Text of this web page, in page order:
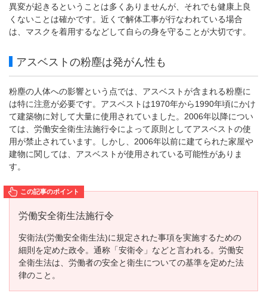
異変が起きるということは多くありませんが、それでも健康上良
くないことは確かです。近くで解体工事が行なわれている場合
は、マスクを着用するなどして自らの身を守ることが大切です。
アスベストの粉塵は発がん性も
粉塵の人体への影響という点では、アスベストが含まれる粉塵に
は特に注意が必要です。アスベストは1970年から1990年頃にかけ
て建築物に対して大量に使用されていました。2006年以降につい
ては、労働安全衛生法施行令によって原則としてアスベストの使
用が禁止されています。しかし、2006年以前に建てられた家屋や
建物に関しては、アスベストが使用されている可能性がありま
す。
労働安全衛生法施行令
安衛法(労働安全衛生法)に規定された事項を実施するための
細則を定めた政令。通称「安衛令」などと言われる。労働安
全衛生法は、労働者の安全と衛生についての基準を定めた法
律のこと。